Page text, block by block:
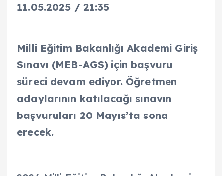
11.05.2025 / 21:35
Milli Eğitim Bakanlığı Akademi Giriş
Sınavı (MEB-AGS) için başvuru
süreci devam ediyor. Öğretmen
adaylarının katılacağı sınavın
başvuruları 20 Mayıs’ta sona
erecek.